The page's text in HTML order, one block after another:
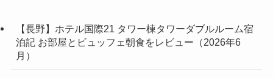
【長野】ホテル国際21 タワー棟タワーダブルルーム宿
泊記 お部屋とビュッフェ朝食をレビュー（2026年6
月）